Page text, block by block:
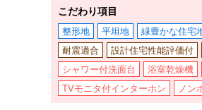
こだわり項目
整形地 平坦地 緑豊かな住宅
耐震適合
設計住宅性能評価付
シャワー付洗面台
浴室乾燥機
TVモニタ付インターホン
ノン